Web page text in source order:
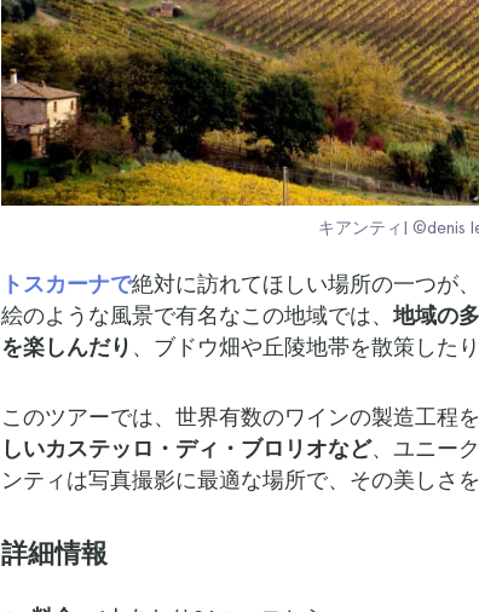
キアンティ| ©denis
トスカーナで絶対に訪れてほしい場所の一つが
絵のような風景で有名なこの地域では、地域の
を楽しんだり 、ブドウ畑や丘陵地帯を散策したり
このツアーでは、世界有数のワインの製造工程
しいカステッロ・ディ・ブロリオなど、ユニー
ンティは写真撮影に最適な場所で、その美しさ
詳細情報